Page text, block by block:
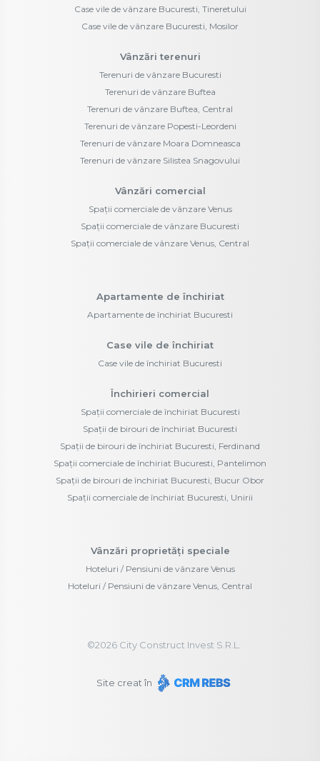
Case vile de vânzare Bucuresti, Tineretului
Case vile de vânzare Bucuresti, Mosilor
Vânzări terenuri
Terenuri de vânzare Bucuresti
Terenuri de vânzare Buftea
Terenuri de vânzare Buftea, Central
Terenuri de vânzare Popesti-Leordeni
Terenuri de vânzare Moara Domneasca
Terenuri de vânzare Silistea Snagovului
Vânzări comercial
Spații comerciale de vânzare Venus
Spații comerciale de vânzare Bucuresti
Spații comerciale de vânzare Venus, Central
Apartamente de închiriat
Apartamente de închiriat Bucuresti
Case vile de închiriat
Case vile de închiriat Bucuresti
Închirieri comercial
Spații comerciale de închiriat Bucuresti
Spații de birouri de închiriat Bucuresti
Spații de birouri de închiriat Bucuresti, Ferdinand
Spații comerciale de închiriat Bucuresti, Pantelimon
Spații de birouri de închiriat Bucuresti, Bucur Obor
Spații comerciale de închiriat Bucuresti, Unirii
Vânzări proprietăți speciale
Hoteluri / Pensiuni de vânzare Venus
Hoteluri / Pensiuni de vânzare Venus, Central
©2026City Construct Invest S.R.L.
Site creat în